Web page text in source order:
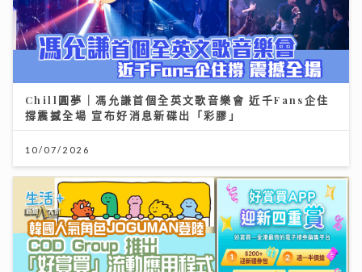
Chill圓夢｜馮允謙首個全英文歌音樂會 近千Fans企住
撐震撼全場 宣布好消息新碟出「彩膠」
10/07/2026